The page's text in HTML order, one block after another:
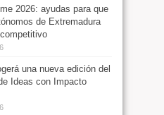
2026: ayudas para que
de Extremadura
una nueva edición del
Ideas con Impacto